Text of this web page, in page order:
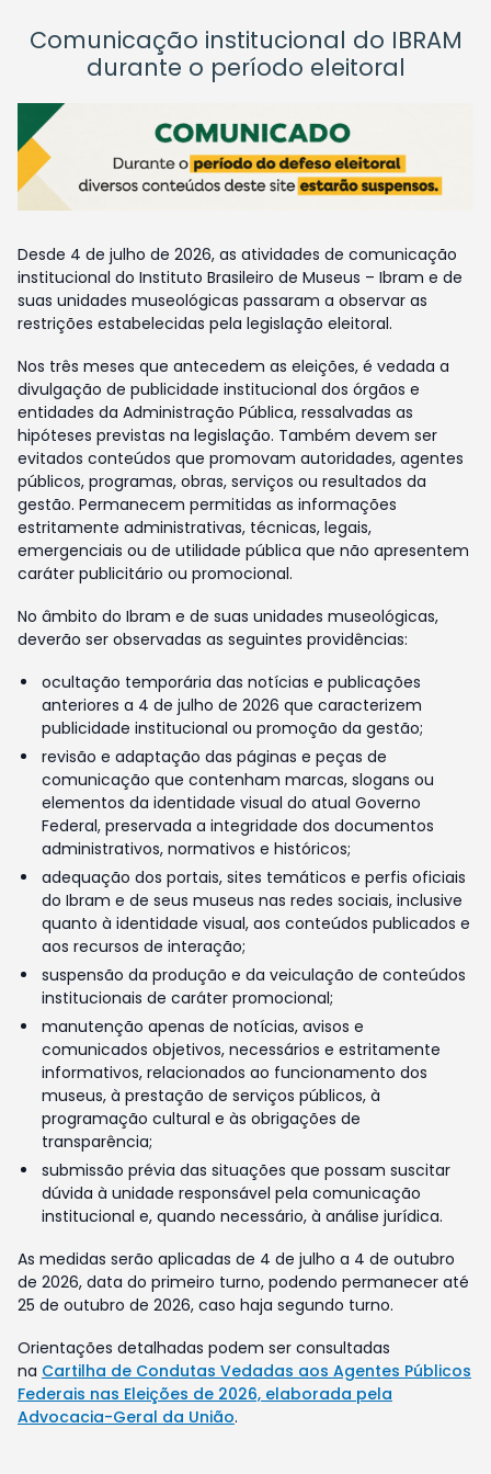
Comunicação institucional do IBRAM
durante o período eleitoral
Desde 4 de julho de 2026, as atividades de comunicação
institucional do Instituto Brasileiro de Museus – Ibram e de
suas unidades museológicas passaram a observar as
restrições estabelecidas pela legislação eleitoral.
Nos três meses que antecedem as eleições, é vedada a
divulgação de publicidade institucional dos órgãos e
entidades da Administração Pública, ressalvadas as
hipóteses previstas na legislação. Também devem ser
evitados conteúdos que promovam autoridades, agentes
públicos, programas, obras, serviços ou resultados da
gestão. Permanecem permitidas as informações
estritamente administrativas, técnicas, legais,
emergenciais ou de utilidade pública que não apresentem
caráter publicitário ou promocional.
No âmbito do Ibram e de suas unidades museológicas,
deverão ser observadas as seguintes providências:
ocultação temporária das notícias e publicações
anteriores a 4 de julho de 2026 que caracterizem
publicidade institucional ou promoção da gestão;
revisão e adaptação das páginas e peças de
comunicação que contenham marcas, slogans ou
elementos da identidade visual do atual Governo
Federal, preservada a integridade dos documentos
administrativos, normativos e históricos;
adequação dos portais, sites temáticos e perfis oficiais
do Ibram e de seus museus nas redes sociais, inclusive
quanto à identidade visual, aos conteúdos publicados e
aos recursos de interação;
suspensão da produção e da veiculação de conteúdos
institucionais de caráter promocional;
manutenção apenas de notícias, avisos e
comunicados objetivos, necessários e estritamente
informativos, relacionados ao funcionamento dos
museus, à prestação de serviços públicos, à
programação cultural e às obrigações de
transparência;
submissão prévia das situações que possam suscitar
dúvida à unidade responsável pela comunicação
institucional e, quando necessário, à análise jurídica.
As medidas serão aplicadas de 4 de julho a 4 de outubro
de 2026, data do primeiro turno, podendo permanecer até
25 de outubro de 2026, caso haja segundo turno.
Orientações detalhadas podem ser consultadas
na Cartilha de Condutas Vedadas aos Agentes Públicos
Federais nas Eleições de 2026, elaborada pela
Advocacia-Geral da União.